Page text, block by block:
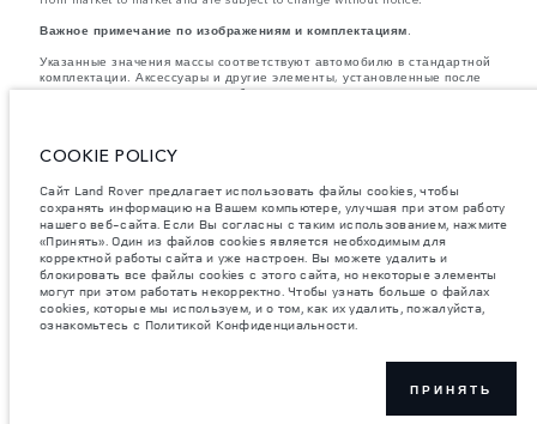
Важное примечание по изображениям и комплектациям.
Указанные значения массы соответствуют автомобилю в стандартной
комплектации. Аксессуары и другие элементы, установленные после
процесса производства автомобиля, влияют на полезную нагрузку.
аксессуаров, пассажиров, рабочих жидкостей, топлива, а также
Компания Jaguar Land Rover Limited стремится постоянно
совершенствовать характеристики, дизайн и производство своих
автомобилей, а также их запасных частей и аксессуаров. Мы
оставляем за собой право вносить изменения без предварительного
уведомления. В зависимости от модельного года, определенное
оборудование может быть как стандартным, так и опциональным.
Информация, технические характеристики, описания двигателей и
цвета, приведенные на этом веб-сайте, соответствуют моделям,
поставляемым в страны Европы, могут отличаться в зависимости от
могут быть доступны не на всех рынках. Наличие и стоимость
COOKIE POLICY
Сайт Land Rover предлагает использовать файлы cookies, чтобы
сохранять информацию на Вашем компьютере, улучшая при этом работу
нашего веб-сайта. Если Вы согласны с таким использованием, нажмите
«Принять». Один из файлов cookies является необходимым для
корректной работы сайта и уже настроен. Вы можете удалить и
блокировать все файлы cookies с этого сайта, но некоторые элементы
могут при этом работать некорректно. Чтобы узнать больше о файлах
cookies, которые мы используем, и о том, как их удалить, пожалуйста,
ознакомьтесь с Политикой Конфиденциальности.
ПРИНЯТЬ